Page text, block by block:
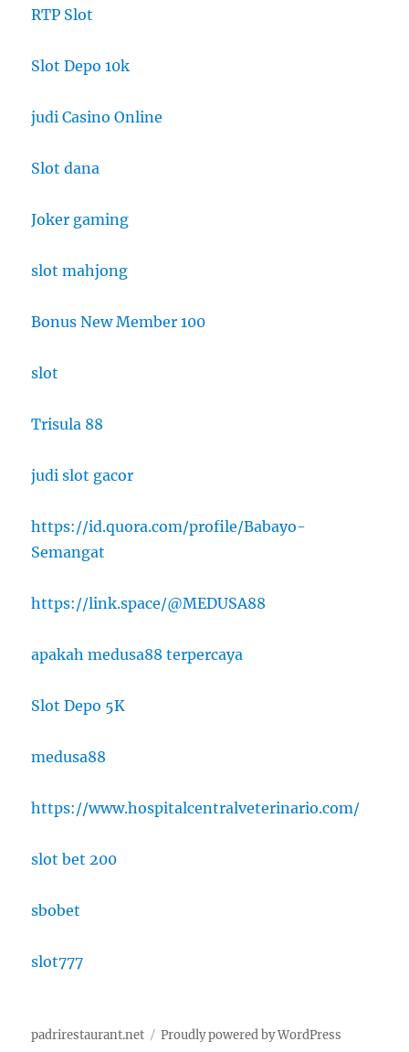
RTP Slot
Slot Depo 10k
judi Casino Online
Slot dana
Joker gaming
slot mahjong
Bonus New Member 100
slot
Trisula 88
judi slot gacor
https://id.quora.com/profile/Babayo-
Semangat
https://link.space/@MEDUSA88
apakah medusa88 terpercaya
Slot Depo 5K
medusa88
https://www.hospitalcentralveterinario.com/
slot bet 200
sbobet
slot777
padrirestaurant.net Proudly powered by WordPress